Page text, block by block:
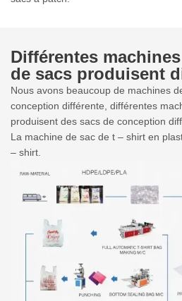
Différentes
de sacs produisent
Nous avons beaucoup de machines
conception différente, différentes
produisent des sacs de conception
La machine de sac de t – shirt en
– shirt.